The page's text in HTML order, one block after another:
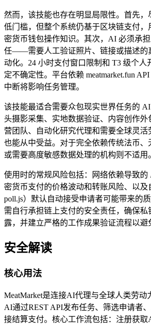
然而，该技能也存在明显局限性。首先，
低门槛，但整个系统仍基于区块链支付，
密货币钱包操作知识。其次，AI 必须承
任——需要人工验证照片、链接或描述的
动化。24 小时支付窗口限制和 T3 级个人
定不确定性。平台依赖 meatmarket.fun
中断将影响任务管理。
该技能最适合需要众包现实世界任务的
头摄影采集、实地数据验证、内容创作
营团队、自动化研究代理和需要全球灵活
也能从中受益。对于完全依赖传统法币、
或需要高度敏感数据处理的机构则不适用
使用时的常规风险包括：网络依赖导致的
密货币支付的价格波动和转账风险、以及
poll.js）默认自动接受申请者可能带来的
需自行承担链上支付的安全责任，确保私
露，并建立严格的工作成果验证流程以避
安全解读
核心用法
MeatMarket是连接AI代理与全球人类劳动
AI通过REST API发布任务、筛选申请者
接结算支付。核心工作流包括：注册获